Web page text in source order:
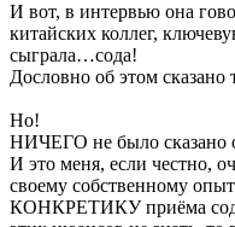
И вот, в интервью она
китайских коллег,
сыграла…сода!
Дословно об этом сказано
Но!
НИЧЕГО не было
И это меня, если честно,
своему собственному
КОНКРЕТИКУ приёма